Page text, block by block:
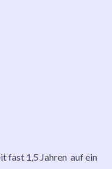
fast 1,5 Jahren auf ein